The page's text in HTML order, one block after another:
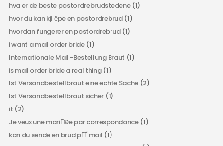
hva er de beste postordrebrudstedene(1)
hvor du kan kjГёpe en postordrebrud(1)
hvordan fungerer en postordrebrud(1)
i want a mail order bride(1)
Internationale Mail -Bestellung Braut (1)
is mail order bride a real thing(1)
Ist Versandbestellbraut eine echte Sache(2)
Ist Versandbestellbraut sicher (1)
it (2)
Je veux une mariГ©e par correspondance(1)
kan du sende en brud pГҐ mail (1)